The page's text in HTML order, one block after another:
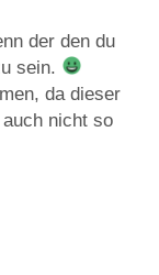
der den du
sein.
da dieser
nicht so